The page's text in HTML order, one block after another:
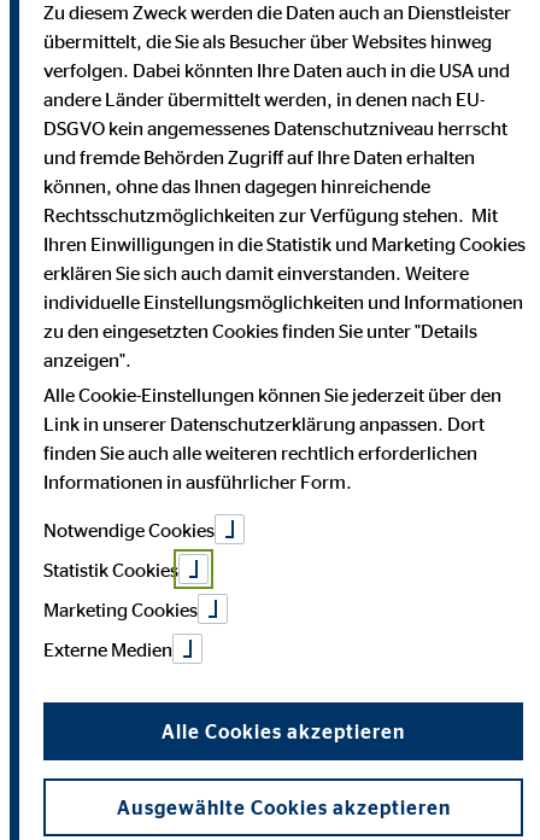
Bei uns findest du Sicherheit, Selbstbestimmung und
Mittelpunkt. Dein Alltag ist vielfältig, da jede*r Kund*in
individuelle Lösungen braucht. Als OVB-Berater*in
unterstützt du Kund*innen, die richtigen finanziellen
Entscheidungen zu treffen.
Zu diesem Zweck werden die Daten auch an Dienstleister
übermittelt, die Sie als Besucher über Websites hinweg
verfolgen. Dabei könnten Ihre Daten auch in die USA und
andere Länder übermittelt werden, in denen nach EU-
DSGVO kein angemessenes Datenschutzniveau herrscht
und fremde Behörden Zugriff auf Ihre Daten erhalten
können, ohne das Ihnen dagegen hinreichende
Rechtsschutzmöglichkeiten zur Verfügung stehen. Mit
Ihren Einwilligungen in die Statistik und Marketing Cookies
erklären Sie sich auch damit einverstanden. Weitere
individuelle Einstellungsmöglichkeiten und Informationen
zu den eingesetzten Cookies finden Sie unter "Details
anzeigen".
Alle Cookie-Einstellungen können Sie jederzeit über den
Link in unserer Datenschutzerklärung anpassen. Dort
finden Sie auch alle weiteren rechtlich erforderlichen
Informationen in ausführlicher Form.
Notwendige Cookies
Statistik Cookies
Marketing Cookies
Externe Medien
Alle Cookies akzeptieren
Ausgewählte Cookies akzeptieren